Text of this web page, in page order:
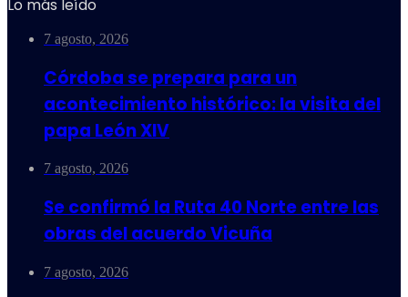
Lo más leído
7 agosto, 2026
Córdoba se prepara para un
acontecimiento histórico: la visita del
papa León XIV
7 agosto, 2026
Se confirmó la Ruta 40 Norte entre las
obras del acuerdo Vicuña
7 agosto, 2026